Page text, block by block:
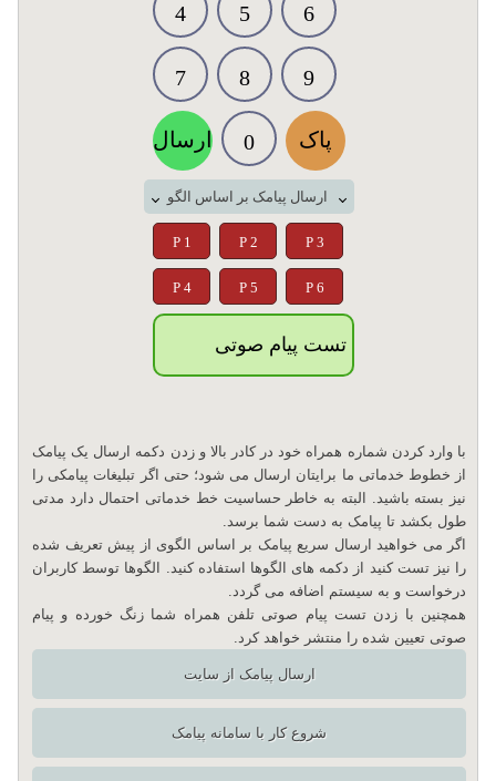
4 5 6
7 8 9
ارسال 0 پاک
ارسال پیامک بر اساس الگو
P 1 P 2 P 3
P 4 P 5 P 6
تست پیام صوتی
با وارد کردن شماره همراه خود در کادر بالا و زدن دکمه ارسال یک پیامک
از خطوط خدماتی ما برایتان ارسال می شود؛ حتی اگر تبلیغات پیامکی را
نیز بسته باشید. البته به خاطر حساسیت خط خدماتی احتمال دارد مدتی
طول بکشد تا پیامک به دست شما برسد.
اگر می خواهید ارسال سریع پیامک بر اساس الگوی از پیش تعریف شده
را نیز تست کنید از دکمه های الگوها استفاده کنید. الگوها توسط کاربران
درخواست و به سیستم اضافه می گردد.
همچنین با زدن تست پیام صوتی تلفن همراه شما زنگ خورده و پیام
صوتی تعیین شده را منتشر خواهد کرد.
ارسال پیامک از سایت
شروع کار با سامانه پیامک